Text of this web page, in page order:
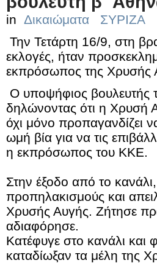
in Δικαιώματα
ΣΥΡΙΖΑ
Την Τετάρτη 16/9, στη
εκλογές, ήταν
εκπρόσωπος της Χρυσής
Ο υποψήφιος
δηλώνοντας ότι η Χρυσή
όχι μόνο προπαγανδίζει
ωμή βία για να τις
η εκπρόσωπος του ΚΚΕ.
Στην έξοδο από το
προπηλακισμούς και
Χρυσής Αυγής. Ζήτησε
αδιαφόρησε.
Κατέφυγε στο κανάλι και
καταδίωξαν τα μέλη της